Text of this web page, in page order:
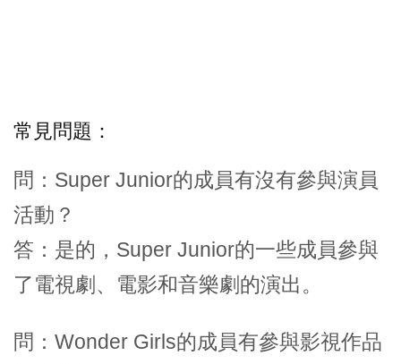
常見問題：
問：Super Junior的成員有沒有參與演員
活動？
答：是的，Super Junior的一些成員參與
了電視劇、電影和音樂劇的演出。
問：Wonder Girls的成員有參與影視作品